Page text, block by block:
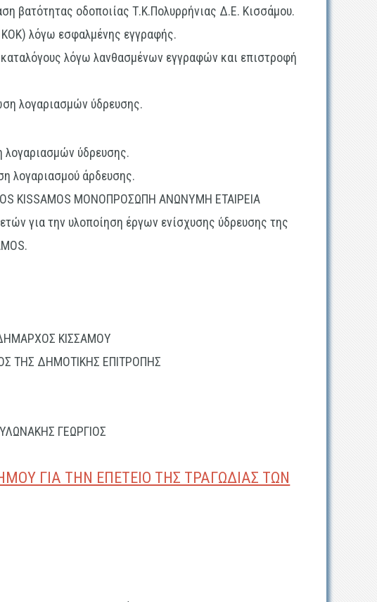
βατότητας οδοποιίας Τ.Κ.Πολυρρήνιας Δ.Ε. Κισσάμου.
λόγω εσφαλμένης εγγραφής.
λόγω λανθασμένων εγγραφών και επιστροφή
λογαριασμών ύδρευσης.
λογαριασμών ύδρευσης.
λογαριασμού άρδευσης.
KISSAMOS ΜΟΝΟΠΡΟΣΩΠΗ ΑΝΩΝΥΜΗ ΕΤΑΙΡΕΙΑ
για την υλοποίηση έργων ενίσχυσης ύδρευσης της
ΚΙΣΣΑΜΟΥ
ΤΗΣ ΔΗΜΟΤΙΚΗΣ ΕΠΙΤΡΟΠΗΣ
ΓΕΩΡΓΙΟΣ
ΓΙΑ ΤΗΝ ΕΠΕΤΕΙΟ ΤΗΣ ΤΡΑΓΩΔΙΑΣ ΤΩΝ